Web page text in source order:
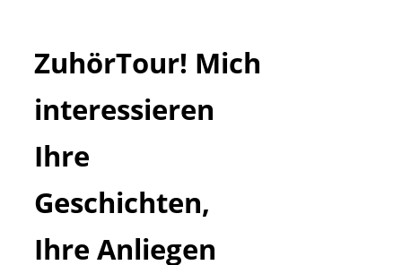
ZuhörTour! Mich
interessieren
Ihre
Geschichten,
Ihre Anliegen